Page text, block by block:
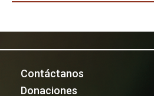
Contáctanos
Donaciones